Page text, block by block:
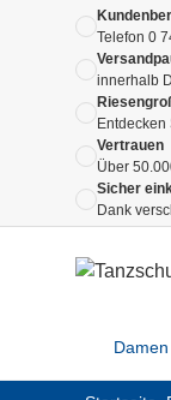
Telefon 0
innerhalb
Vertrauen
Über
Sicher
Dank
Damen